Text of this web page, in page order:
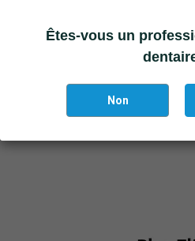
Référence
STRAUSS-B2C
Vous
Êtes-vous un
Non